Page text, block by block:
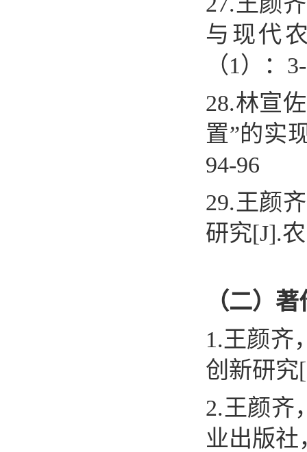
与现代
（1 ）：
28.林宣
置”的实
94-96
29.王颜
研究[J].
（二）著
1.王颜齐
创新研究
2.王颜齐
业出版社